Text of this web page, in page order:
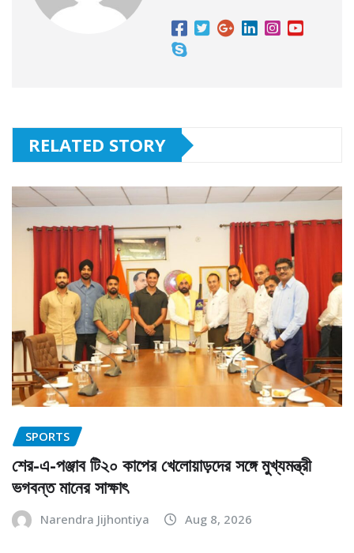
RELATED STORY
SPORTS
শের-এ-পঞ্জাব টি২০ কাপের খেলোয়াড়দের সঙ্গে মুখ্যমন্ত্রী
ভগবন্ত মানের সাক্ষাৎ
Narendra Jijhontiya Aug 8, 2026